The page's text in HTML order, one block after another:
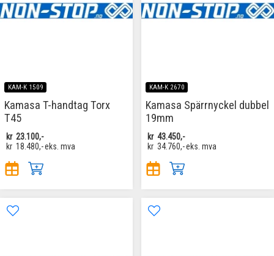
KAM-K 1509
Kamasa T-handtag Torx
T45
kr 23.100,-
kr 18.480,-eks. mva
KAM-K 2670
Kamasa Spärrnyckel dubbel
19mm
kr 43.450,-
kr 34.760,-eks. mva